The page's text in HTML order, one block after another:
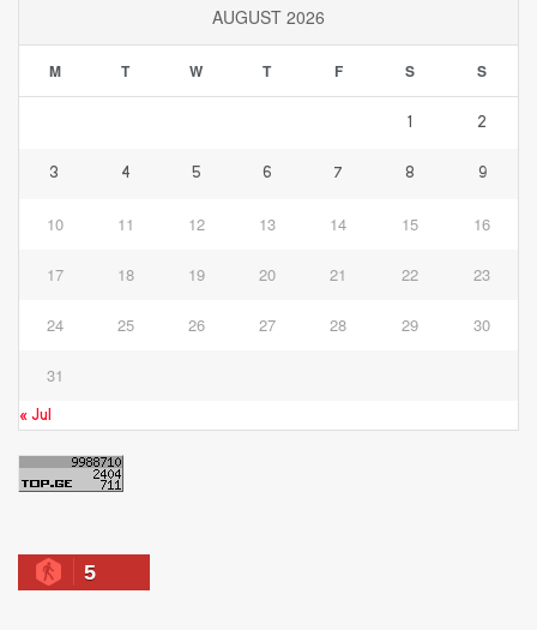
AUGUST 2026
M T W T F S S
1 2
3 4 5 6 7 8 9
10 11 12 13 14 15 16
17 18 19 20 21 22 23
24 25 26 27 28 29 30
31
« Jul
5